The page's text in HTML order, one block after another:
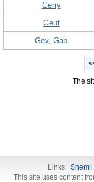
Gerry
Geut
Gev, Gab
The
Links: Shemli
This site uses content